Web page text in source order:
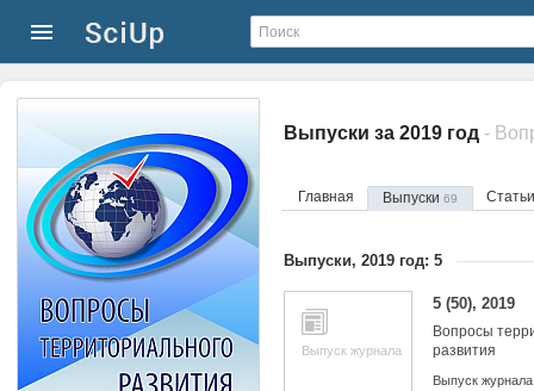
Выпуски за 2019 год -
Главная Выпуски 69
Выпуски, 2019 год: 5
Выпуск журнала
5 (50), 2019
Вопросы
развития
Выпуск журнала